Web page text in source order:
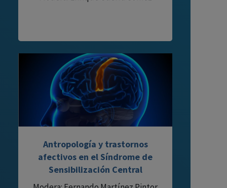
Antropología y trastornos
afectivos en el Síndrome de
Sensibilización Central